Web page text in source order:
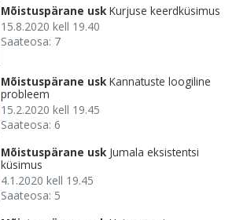
Mõistuspärane usk Kurjuse keerdküsimus
15.8.2020 kell 19.40
Saateosa: 7
Mõistuspärane usk Kannatuste loogiline
probleem
15.2.2020 kell 19.45
Saateosa: 6
Mõistuspärane usk Jumala eksistentsi
küsimus
4.1.2020 kell 19.45
Saateosa: 5